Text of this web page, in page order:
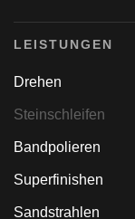
LEISTUNGEN
Drehen
Steinschleifen
Bandpolieren
Superfinishen
Sandstrahlen